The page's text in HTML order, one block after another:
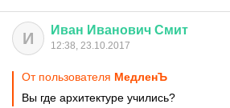
И Иван Иванович Смит
12:38, 23.10.2017
От пользователя МедленЪ
Вы где архитектуре учились?